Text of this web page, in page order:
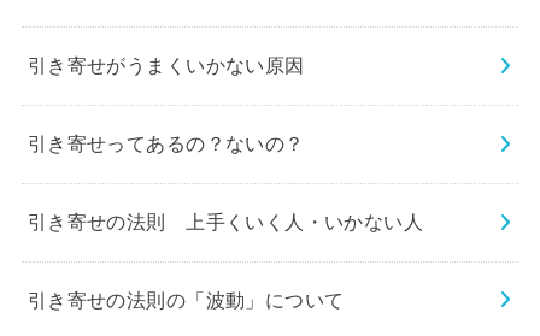
引き寄せがうまくいかない原因
引き寄せってあるの？ないの？
引き寄せの法則 上手くいく人・いかない人
引き寄せの法則の「波動」について